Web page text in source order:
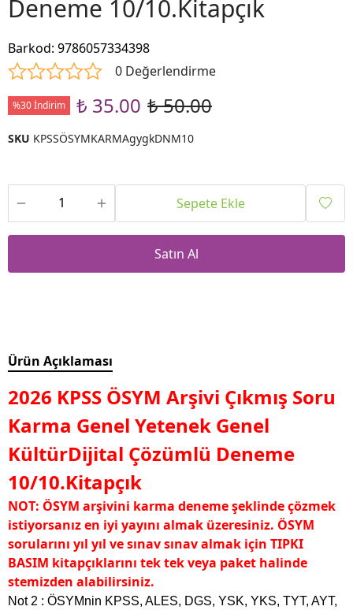
Deneme 10/10.Kitapçık
Barkod: 9786057334398
0 Değerlendirme
%30 İndirim ₺ 35.00 ₺ 50.00
SKU KPSSÖSYMKARMAgygkDNM10
Sepete Ekle
Satın Al
Ürün Açıklaması
2026 KPSS ÖSYM Arşivi Çıkmış Soru
Karma Genel Yetenek Genel
KültürDijital Çözümlü Deneme
10/10.Kitapçık
NOT: ÖSYM arşivini karma deneme şeklinde çözmek
istiyorsanız en iyi yayını almak üzeresiniz. ÖSYM
sorularını yıl yıl ve sınav sınav almak için TIPKI
BASIM kitapçıklarını tek tek veya paket halinde
stemizden alabilirsiniz.
Not 2 : ÖSYMnin KPSS, ALES, DGS, YSK, YKS, TYT, AYT,